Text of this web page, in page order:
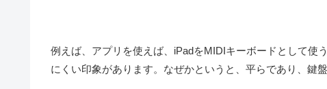
例えば、アプリを使えば、iPadをMIDIキーボードとして使
にくい印象があります。なぜかというと、平らであり、鍵